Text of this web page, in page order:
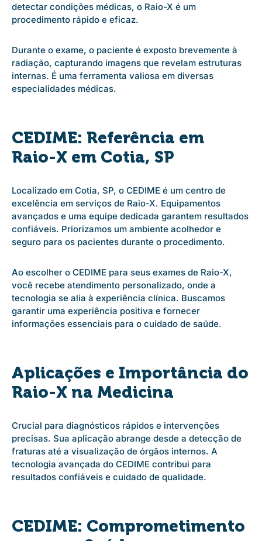
detectar condições médicas, o Raio-X é um
procedimento rápido e eficaz.
Durante o exame, o paciente é exposto brevemente à
radiação, capturando imagens que revelam estruturas
internas. É uma ferramenta valiosa em diversas
especialidades médicas.
CEDIME: Referência em
Raio-X em Cotia, SP
Localizado em Cotia, SP, o CEDIME é um centro de
excelência em serviços de Raio-X. Equipamentos
avançados e uma equipe dedicada garantem resultados
confiáveis. Priorizamos um ambiente acolhedor e
seguro para os pacientes durante o procedimento.
Ao escolher o CEDIME para seus exames de Raio-X,
você recebe atendimento personalizado, onde a
tecnologia se alia à experiência clínica. Buscamos
garantir uma experiência positiva e fornecer
informações essenciais para o cuidado de saúde.
Aplicações e Importância do
Raio-X na Medicina
Crucial para diagnósticos rápidos e intervenções
precisas. Sua aplicação abrange desde a detecção de
fraturas até a visualização de órgãos internos. A
tecnologia avançada do CEDIME contribui para
resultados confiáveis e cuidado de qualidade.
CEDIME: Comprometimento